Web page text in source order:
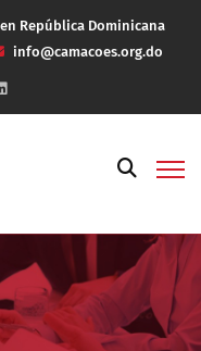
República Dominicana
info@camacoes.org.do